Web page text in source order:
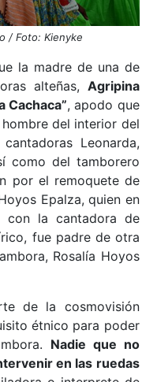
/ Foto: Kienyke
la madre de una de
alteñas, Agripina
Cachaca”, apodo que
del interior del
Leonarda,
como del tamborero
por el remoquete de
Epalza, quien en
con la cantadora de
fue padre de otra
Rosalía Hoyos
de la cosmovisión
étnico para poder
Nadie que no
en las ruedas